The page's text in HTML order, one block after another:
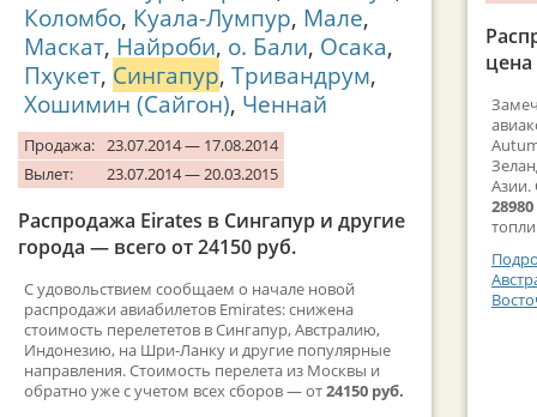
Коломбо, Куала-Лумпур, Мале,
Маскат, Найроби, о. Бали, Осака,
Пхукет, Сингапур, Тривандрум,
Хошимин (Сайгон), Ченнай
Продажа: 23.07.2014 — 17.08.2014
Вылет:
23.07.2014 — 20.03.2015
Распродажа Eirates в Сингапур и другие
города — всего от 24150 руб.
С удовольствием сообщаем о начале новой
распродажи авиабилетов Emirates: снижена
стоимость перелететов в Сингапур, Австралию,
Индонезию, на Шри-Ланку и другие популярные
направления. Стоимость перелета из Москвы и
обратно уже с учетом всех сборов — от24150 руб.
цена
Азии.